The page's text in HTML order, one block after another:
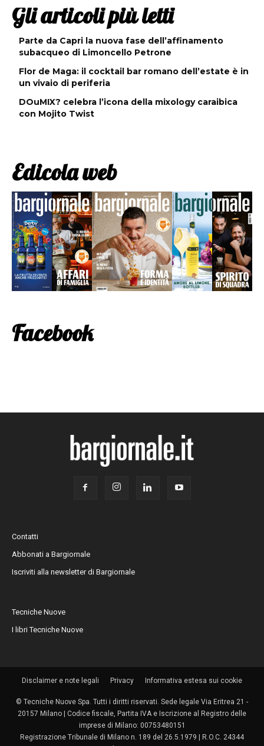
Gli articoli più letti
Parte da Capri la nuova fase dell’affinamento
subacqueo di Limoncello Petrone
Flor de Maga: il cocktail bar romano dell’estate è in
un vivaio di periferia
DOuMIX? celebra l’icona della mixology caraibica
con Mojito Twist
Edicola web
Facebook
Contatti
Abbonati a Bargiornale
Iscriviti alla newsletter di Bargiornale
Tecniche Nuove
I libri Tecniche Nuove
Disclaimer e note legali Privacy Informativa estesa sui cookie
© Tecniche Nuove Spa. Tutti i diritti riservati. Sede legale Via Eritrea 21 -
20157 Milano | Codice fiscale, Partita IVA e Iscrizione al Registro delle
imprese di Milano: 00753480151
Registrazione Tribunale di Milano n. 189 del 26.5.1979 | R.O.C. 24344